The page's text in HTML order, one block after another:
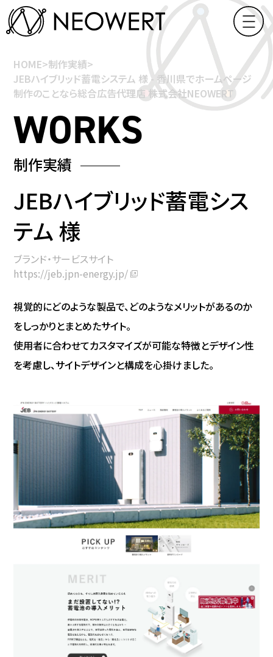
HOME>制作実績>
JEBハイブリッド蓄電システム 様 - 香川県でホームページ
制作のことなら総合広告代理店 株式会社NEOWERT
制作実績
JEBハイブリッド蓄電シス
テム 様
ブランド・サービスサイト
https://jeb.jpn-energy.jp/
視覚的にどのような製品で、どのようなメリットがあるのか
をしっかりとまとめたサイト。
使用者に合わせてカスタマイズが可能な特徴とデザイン性
を考慮し、サイトデザインと構成を心掛けました。